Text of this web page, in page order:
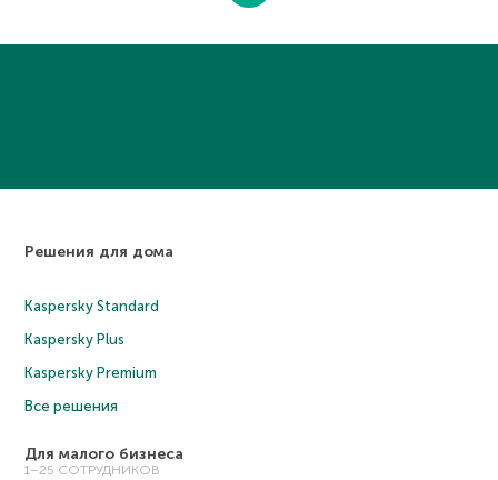
Решения для дома
Kaspersky Standard
Kaspersky Plus
Kaspersky Premium
Все решения
Для малого бизнеса
1–25 СОТРУДНИКОВ